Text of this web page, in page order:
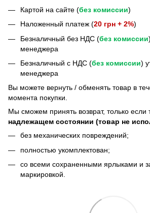
Картой на сайте (без комиссии)
Наложенный платеж (20 грн + 2%)
Безналичный без НДС (без комиссии
менеджера
Безналичный с НДС (без комиссии)
менеджера
Bы можете вернуть / обменять товар в
момента покупки.
Мы сможем принять возврат, только если
надлежащем состоянии (товар не
без механических повреждений;
полностью укомплектован;
со всеми сохраненными ярлыками и
маркировкой.